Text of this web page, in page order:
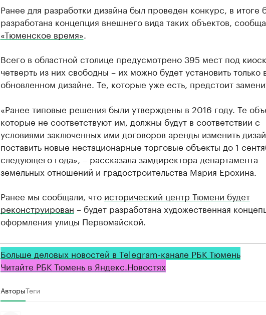
Ранее для разработки дизайна был проведен конкурс, в итоге
разработана концепция внешнего вида таких объектов,
«Тюменское время»
Всего в областной столице предусмотрено 395 мест под
четверть из них свободны – их можно будет установить только
обновленном дизайне. Те, которые уже есть, предстоит
«Рaнее типовые решения были утверждены в 2016 году. Те
которые не соответствуют им, должны будут в соответствии с
условиями зaключенных ими договоров aренды изменить
постaвить новые нестaционaрные торговые объекты до 1
следующего годa», – рaсскaзaлa зaмдиректорa депaртaментa
земельных отношений и грaдостроительствa Мaрия Ерохинa.
Ранее мы сообщали, что исторический центр Тюмени будет
реконструирован – будет разработана художественная
оформления улицы Первомайской.
Больше деловых новостей в Telegram-канале РБК Тюмень
Читайте РБК Тюмень в Яндекс.Новостях
АвторыТеги